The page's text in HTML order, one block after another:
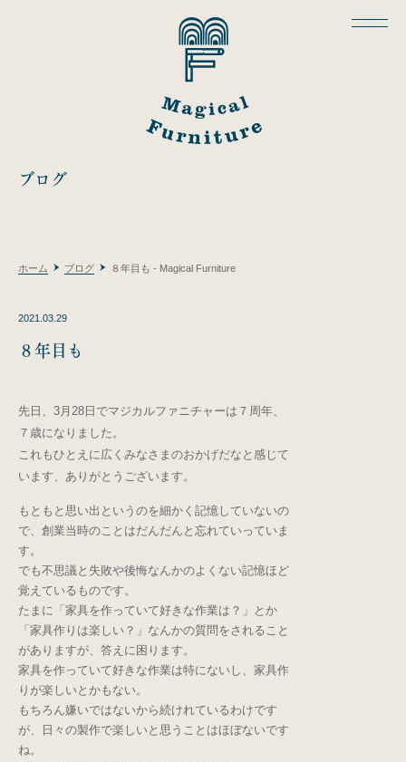
ブログ
ホーム ブログ ８年目も - Magical Furniture
2021.03.29
８年目も
先日、3月28日でマジカルファニチャーは７周年、
７歳になりました。
これもひとえに広くみなさまのおかげだなと感じて
います、ありがとうございます。
もともと思い出というのを細かく記憶していないの
で、創業当時のことはだんだんと忘れていっていま
す。
でも不思議と失敗や後悔なんかのよくない記憶ほど
覚えているものです。
たまに「家具を作っていて好きな作業は？」とか
「家具作りは楽しい？」なんかの質問をされること
がありますが、答えに困ります。
家具を作っていて好きな作業は特にないし、家具作
りが楽しいとかもない。
もちろん嫌いではないから続けれているわけです
が、日々の製作で楽しいと思うことはほぼないです
ね。